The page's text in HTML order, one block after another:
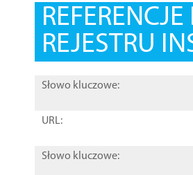
REJESTRU
Słowo kluczowe:
URL:
Słowo kluczowe: